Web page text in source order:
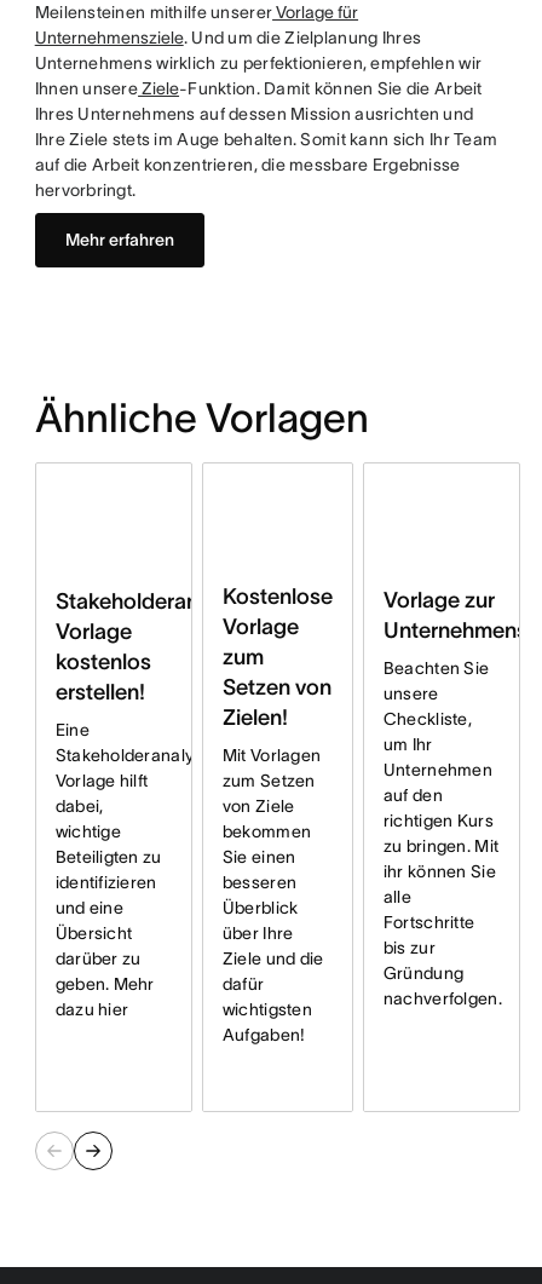
Meilensteinen mithilfe unsererVorlage für
Unternehmensziele. Und um die Zielplanung Ihres
Unternehmens wirklich zu perfektionieren, empfehlen wir
Ihnen unsereZiele-Funktion. Damit können Sie die Arbeit
Ihres Unternehmens auf dessen Mission ausrichten und
Ihre Ziele stets im Auge behalten. Somit kann sich Ihr Team
auf die Arbeit konzentrieren, die messbare Ergebnisse
hervorbringt.
Mehr erfahren
Ähnliche Vorlagen
Stakeholderanalyse
Vorlage
kostenlos
erstellen!
Eine
Stakeholderanalyse
Vorlage hilft
dabei,
wichtige
Beteiligten zu
identifizieren
und eine
Übersicht
darüber zu
geben. Mehr
dazu hier
Kostenlose
Vorlage
zum
Setzen von
Zielen!
Mit Vorlagen
zum Setzen
von Ziele
bekommen
Sie einen
besseren
Überblick
über Ihre
Ziele und die
dafür
wichtigsten
Aufgaben!
Vorlage zur
Beachten Sie
unsere
Checkliste,
um Ihr
Unternehmen
auf den
richtigen Kurs
zu bringen. Mit
ihr können Sie
alle
Fortschritte
bis zur
Gründung
nachverfolgen.